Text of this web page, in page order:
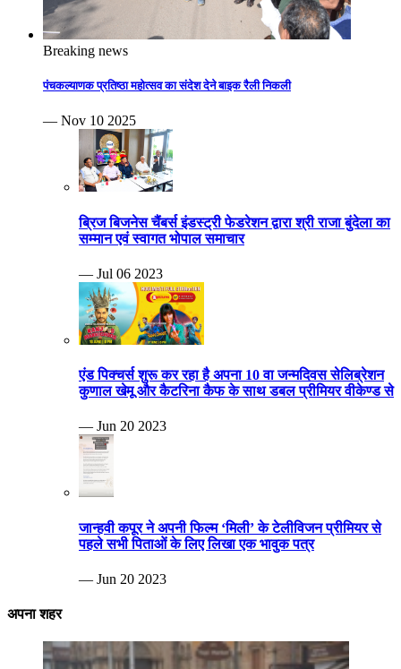
Breaking news
पंचकल्याणक प्रतिष्ठा महोत्सव का संदेश देने बाइक रैली निकली
— Nov 10 2025
ब्रिज बिजनेस चैंबर्स इंडस्ट्री फेडरेशन द्वारा श्री राजा बुंदेला का
सम्मान एवं स्वागत भोपाल समाचार
— Jul 06 2023
एंड पिक्चर्स शुरू कर रहा है अपना 10 वा जन्मदिवस सेलिब्रेशन
कुणाल खेमू और कैटरिना कैफ के साथ डबल प्रीमियर वीकेण्ड से
— Jun 20 2023
जान्हवी कपूर ने अपनी फिल्म ‘मिली’ के टेलीविजन प्रीमियर से
पहले सभी पिताओं के लिए लिखा एक भावुक पत्र
— Jun 20 2023
अपना शहर